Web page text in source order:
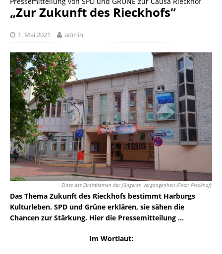
„Zur Zukunft des Rieckhofs“
1. Mai 2021 admin
Eines der Streitthemen der jüngeren Vergangenheit (Foto: Rieckhof)
Das Thema Zukunft des Rieckhofs bestimmt Harburgs
Kulturleben. SPD und Grüne erklären, sie sähen die
Chancen zur Stärkung. Hier die Pressemitteilung …
Im Wortlaut: